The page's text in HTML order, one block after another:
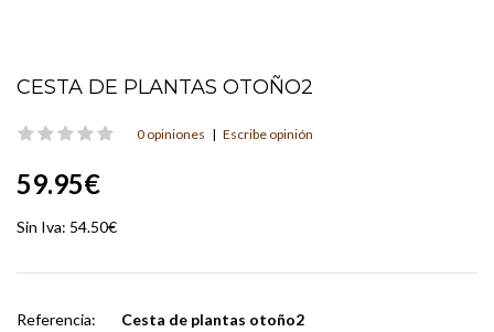
CESTA DE PLANTAS OTOÑO2
0 opiniones | Escribe opinión
59.95€
Sin Iva: 54.50€
Referencia:
Cesta de plantas otoño2